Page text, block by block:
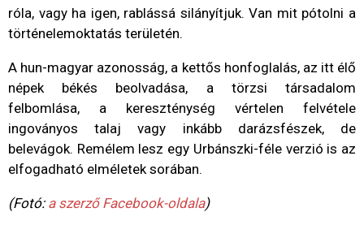
róla, vagy ha igen, rablássá silányítjuk. Van mit pótolni a
történelemoktatás területén.
A hun-magyar azonosság, a kettős honfoglalás, az itt élő
népek békés beolvadása, a törzsi társadalom
felbomlása, a kereszténység vértelen felvétele
ingoványos talaj vagy inkább darázsfészek, de
belevágok. Remélem lesz egy Urbánszki-féle verzió is az
elfogadható elméletek sorában.
(Fotó: a szerző Facebook-oldala)